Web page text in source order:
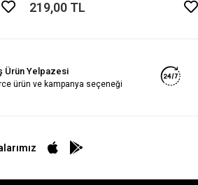
219,00 TL
Ürün Yelpazesi
ürün ve kampanya seçeneği